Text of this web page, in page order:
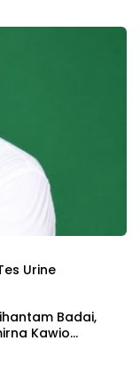
Urine
Badai,
Kawio